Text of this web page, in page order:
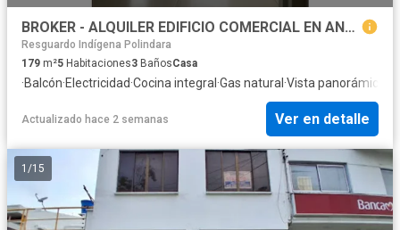
BROKER - ALQUILER EDIFICIO COMERCIAL EN ANTONIO.NARIÑO -POPAYAN
Resguardo Indígena Polindara
179 m²5 Habitaciones3 BañosCasa
·Balcón·Electricidad·Cocina integral ·Gas natural ·Vista panorámica
Actualizado hace 2 semanas Ver en detalle
1 /15